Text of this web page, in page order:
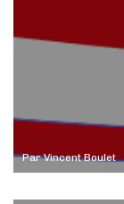
ParVincent Boulet